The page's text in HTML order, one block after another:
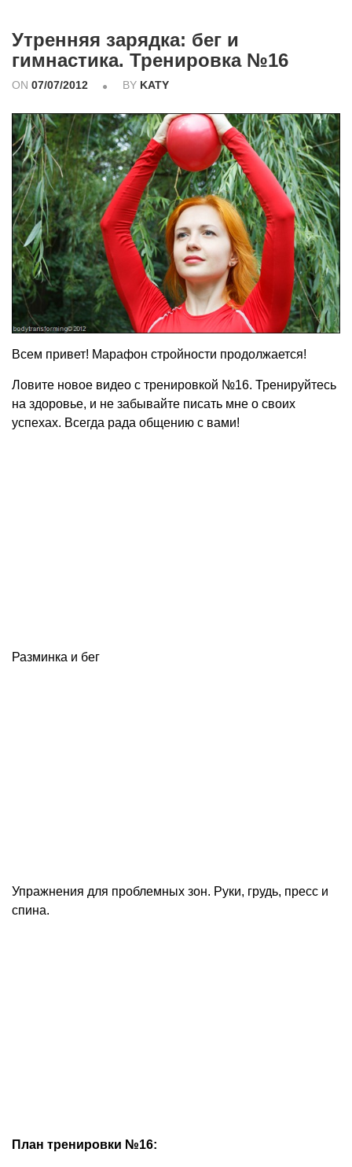
Утренняя зарядка: бег и
гимнастика. Тренировка №16
ON 07/07/2012 BY KATY
Всем привет! Марафон стройности продолжается!
Ловите новое видео с тренировкой №16. Тренируйтесь
на здоровье, и не забывайте писать мне о своих
успехах. Всегда рада общению с вами!
Разминка и бег
Упражнения для проблемных зон. Руки, грудь, пресс и
спина.
План тренировки №16: